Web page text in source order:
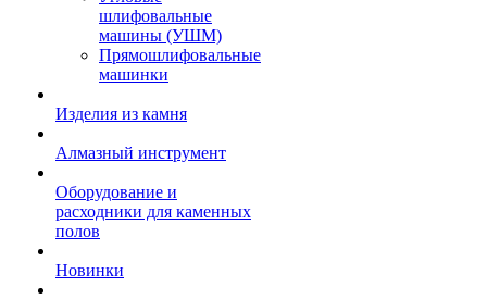
шлифовальные
машины (УШМ)
Прямошлифовальные
машинки
Изделия из камня
Алмазный инструмент
Оборудование и
расходники для каменных
полов
Новинки